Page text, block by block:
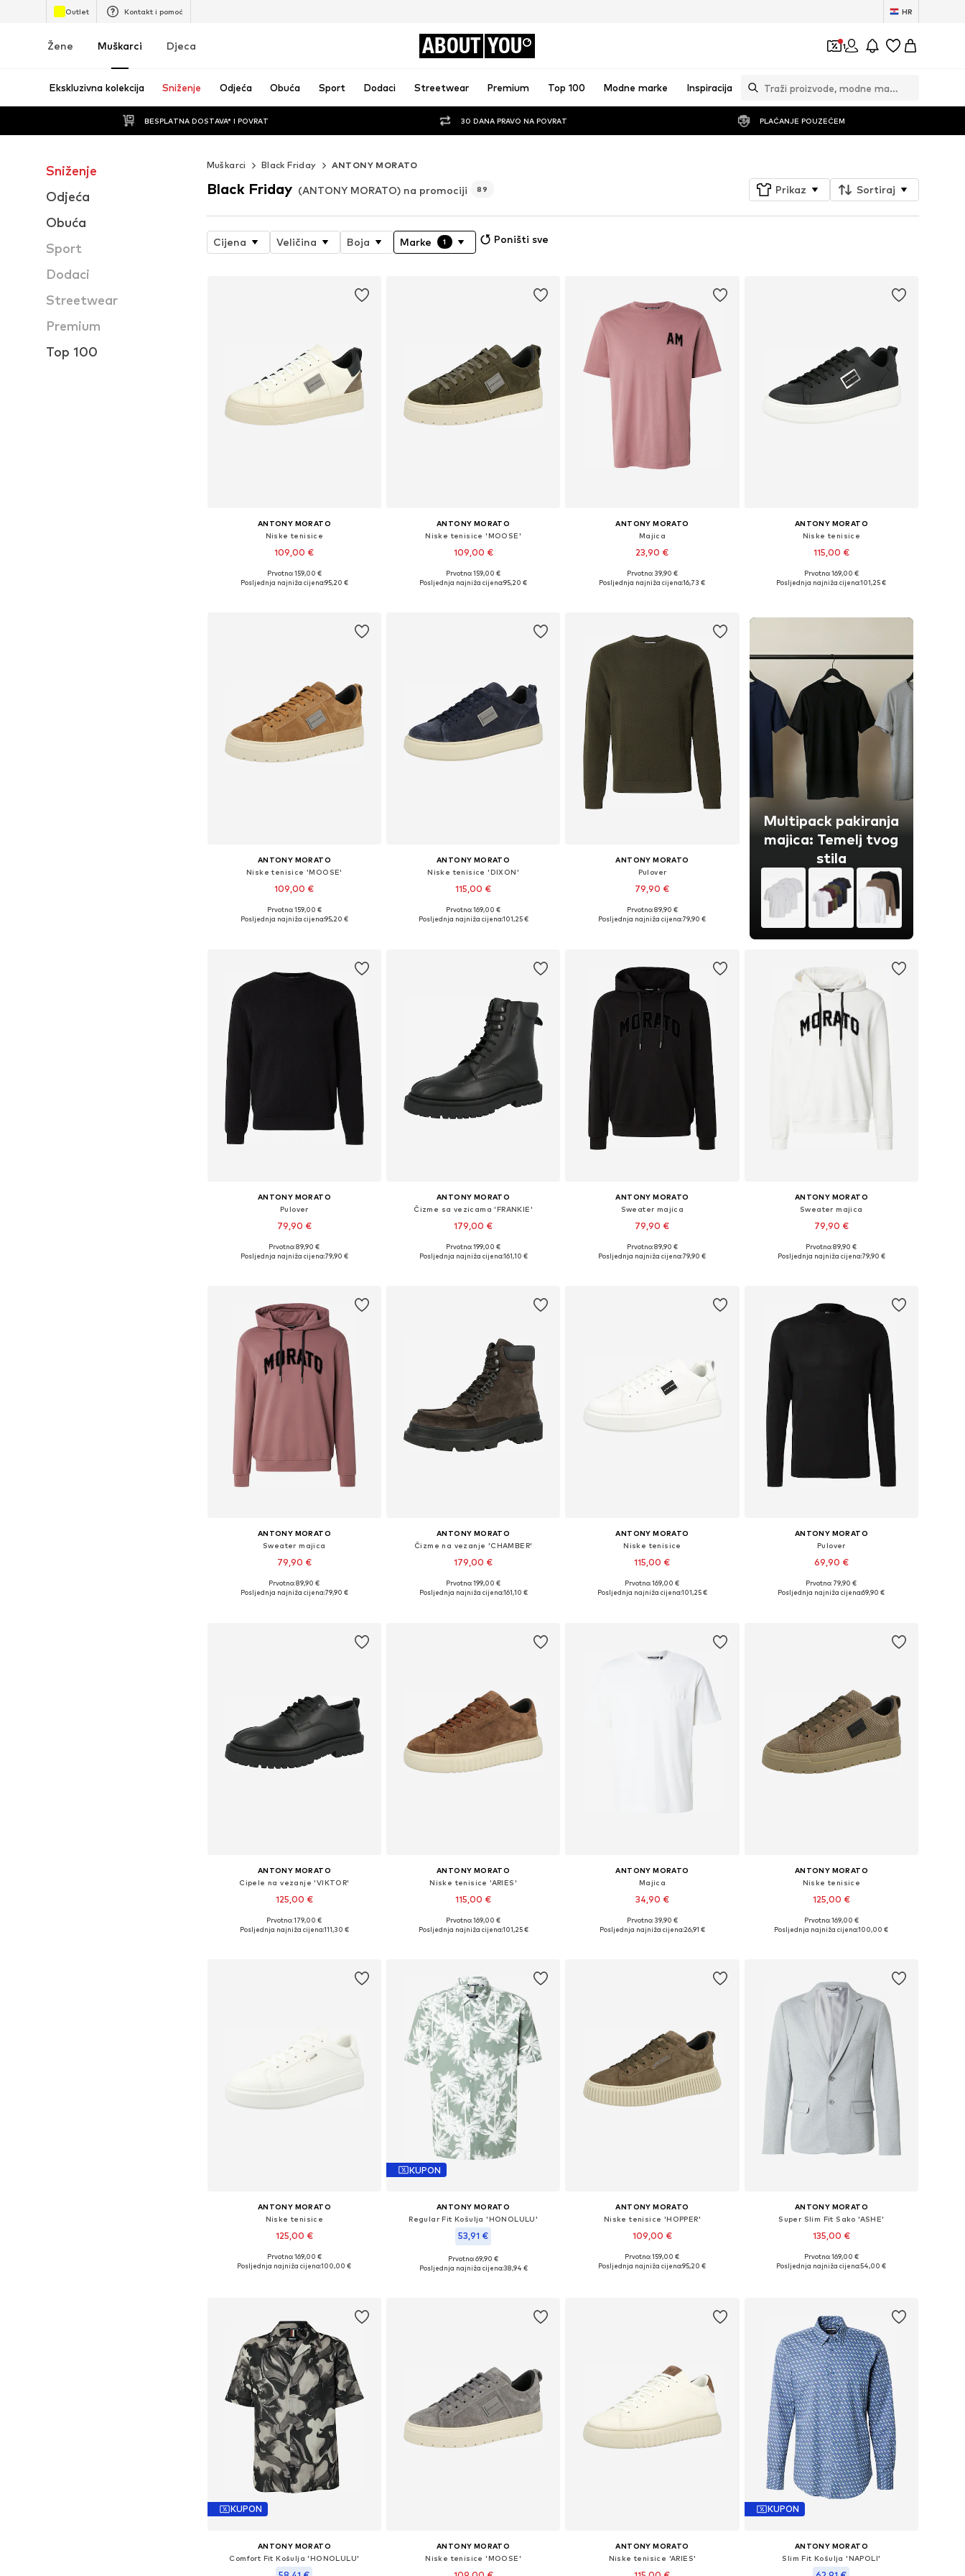
Outlet Kontakt i pomoć HR
Žene Muškarci Djeca ABOUT YOU 1
Ekskluzivna kolekcija Sniženje Odjeća Obuća Sport Dodaci Streetwear Premium Top 100 Modne marke Inspiracija
BESPLATNA DOSTAVA* I POVRAT 30 DANA PRAVO NA POVRAT PLAĆANJE POUZEĆEM
Sniženje
Odjeća
Obuća
Sport
Dodaci
Streetwear
Premium
Top 100
Muškarci Black Friday ANTONY MORATO
Black Friday (ANTONY MORATO) na promociji 89 Prikaz Sortiraj
Cijena Veličina Boja Marke 1 Poništi sve
ANTONY MORATO
Niske tenisice
109,00 €
Dostupne veličine: 40, 41, 42, 43, 44, 45
Prvotno: 159,00 €
Posljednja najniža cijena:95,20 €
ANTONY MORATO
Niske tenisice 'MOOSE'
109,00 €
Dostupne veličine: 40, 41, 42, 43, 44, 45
Prvotno: 159,00 €
Posljednja najniža cijena:95,20 €
ANTONY MORATO
Majica
23,90 €
Dostupne veličine: S, M, L, XL, XXL
Prvotno: 39,90 €
Posljednja najniža cijena:16,73 €
ANTONY MORATO
Niske tenisice
115,00 €
Dostupne veličine: 40, 41, 42, 43, 44, 45
Prvotno: 169,00 €
Posljednja najniža cijena:101,25 €
ANTONY MORATO
Niske tenisice 'MOOSE'
109,00 €
Dostupne veličine: 40, 41, 42, 43, 44, 45
Prvotno: 159,00 €
Posljednja najniža cijena:95,20 €
ANTONY MORATO
Niske tenisice 'DIXON'
115,00 €
Dostupne veličine: 40, 41, 42, 43, 44, 45
Prvotno: 169,00 €
Posljednja najniža cijena:101,25 €
ANTONY MORATO
Pulover
79,90 €
Dostupne veličine: S, M, L, XL, XXL
Prvotno: 89,90 €
Posljednja najniža cijena:79,90 €
Multipack pakiranja
majica: Temelj tvog
stila
ANTONY MORATO
Pulover
79,90 €
Dostupne veličine: S, M, L, XL, XXL
Prvotno: 89,90 €
Posljednja najniža cijena:79,90 €
ANTONY MORATO
Čizme sa vezicama 'FRANKIE'
179,00 €
Dostupne veličine: 40, 41, 42, 43, 44, 45
Prvotno: 199,00 €
Posljednja najniža cijena:161,10 €
ANTONY MORATO
Sweater majica
79,90 €
Dostupne veličine: S, M, L, XL, XXL
Prvotno: 89,90 €
Posljednja najniža cijena:79,90 €
ANTONY MORATO
Sweater majica
79,90 €
Dostupne veličine: S, M, L, XL, XXL
Prvotno: 89,90 €
Posljednja najniža cijena:79,90 €
ANTONY MORATO
Sweater majica
79,90 €
Dostupne veličine: S, M, L, XL, XXL
Prvotno: 89,90 €
Posljednja najniža cijena:79,90 €
ANTONY MORATO
Čizme na vezanje 'CHAMBER'
179,00 €
Dostupne veličine: 40, 41, 42, 43, 44, 45
Prvotno: 199,00 €
Posljednja najniža cijena:161,10 €
ANTONY MORATO
Niske tenisice
115,00 €
Dostupne veličine: 40, 41, 42, 43, 44
Prvotno: 169,00 €
Posljednja najniža cijena:101,25 €
ANTONY MORATO
Pulover
69,90 €
Dostupne veličine: S, M, L, XL, XXL
Prvotno: 79,90 €
Posljednja najniža cijena:69,90 €
ANTONY MORATO
Cipele na vezanje 'VIKTOR'
125,00 €
Dostupne veličine: 40, 41, 42, 43, 44, 45
Prvotno: 179,00 €
Posljednja najniža cijena:111,30 €
ANTONY MORATO
Niske tenisice 'ARIES'
115,00 €
Dostupne veličine: 40, 41, 42, 43, 44, 45
Prvotno: 169,00 €
Posljednja najniža cijena:101,25 €
ANTONY MORATO
Majica
34,90 €
Dostupne veličine: S, M, L
Prvotno: 39,90 €
Posljednja najniža cijena:26,91 €
ANTONY MORATO
Niske tenisice
125,00 €
Dostupne veličine: 40, 41, 42, 43, 44
Prvotno: 169,00 €
Posljednja najniža cijena:100,00 €
ANTONY MORATO
Niske tenisice
125,00 €
Dostupne veličine: 40, 41, 42, 43, 44
Prvotno: 169,00 €
Posljednja najniža cijena:100,00 €
KUPON
ANTONY MORATO
Regular Fit Košulja 'HONOLULU'
53,91 €
Dostupne veličine: M-L
Prvotno: 69,90 €
Posljednja najniža cijena:38,94 €
ANTONY MORATO
Niske tenisice 'HOPPER'
109,00 €
Dostupne veličine: 40, 42, 43, 44
Prvotno: 159,00 €
Posljednja najniža cijena:95,20 €
ANTONY MORATO
Super Slim Fit Sako 'ASHE'
135,00 €
Dostupne veličine: 48, 52, 54
Prvotno: 169,00 €
Posljednja najniža cijena:54,00 €
KUPON
ANTONY MORATO
Comfort Fit Košulja 'HONOLULU'
ANTONY MORATO
Niske tenisice 'MOOSE'
ANTONY MORATO
Niske tenisice 'ARIES'
KUPON
ANTONY MORATO
Slim Fit Košulja 'NAPOLI'